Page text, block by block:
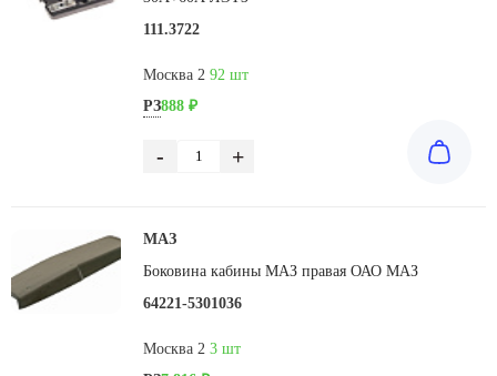
111.3722
Москва 2 92 шт
РЗ888 ₽
- +
МАЗ
Боковина кабины МАЗ правая ОАО МАЗ
64221-5301036
Москва 2 3 шт